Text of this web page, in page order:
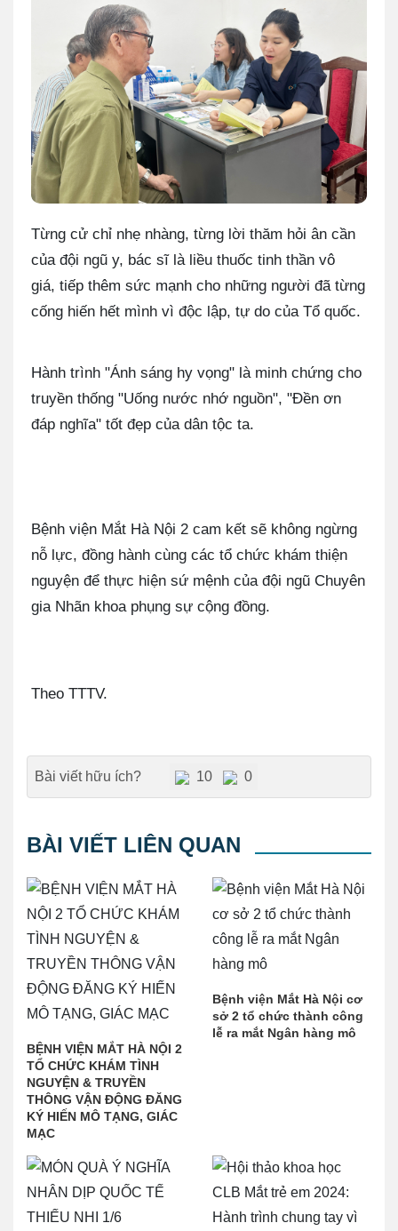
Từng cử chỉ nhẹ nhàng, từng lời thăm hỏi ân cần
của đội ngũ y, bác sĩ là liều thuốc tinh thần vô
giá, tiếp thêm sức mạnh cho những người đã từng
cống hiến hết mình vì độc lập, tự do của Tổ quốc.
Hành trình "Ánh sáng hy vọng" là minh chứng cho
truyền thống "Uống nước nhớ nguồn", "Đền ơn
đáp nghĩa" tốt đẹp của dân tộc ta.
Bệnh viện Mắt Hà Nội 2 cam kết sẽ không ngừng
nỗ lực, đồng hành cùng các tổ chức khám thiện
nguyện để thực hiện sứ mệnh của đội ngũ Chuyên
gia Nhãn khoa phụng sự cộng đồng.
Theo TTTV.
Bài viết hữu ích? 10 0
BÀI VIẾT LIÊN QUAN
BỆNH VIỆN MẮT HÀ NỘI 2
TỔ CHỨC KHÁM TÌNH
NGUYỆN & TRUYỀN
THÔNG VẬN ĐỘNG ĐĂNG
KÝ HIẾN MÔ TẠNG, GIÁC
MẠC
Bệnh viện Mắt Hà Nội cơ
sở 2 tổ chức thành công
lễ ra mắt Ngân hàng mô